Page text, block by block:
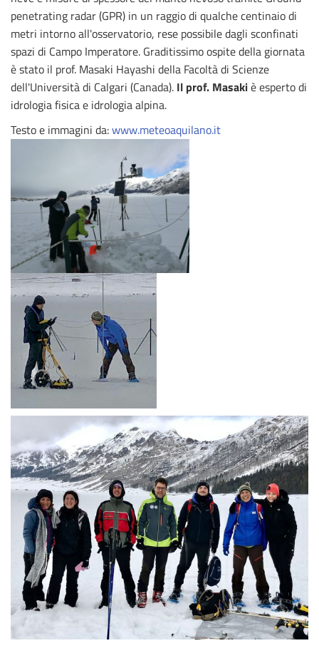
penetrating radar (GPR) in un raggio di qualche centinaio di
metri intorno all'osservatorio, rese possibile dagli sconfinati
spazi di Campo Imperatore. Graditissimo ospite della giornata
è stato il prof. Masaki Hayashi della Facoltà di Scienze
dell'Università di Calgari (Canada). Il prof. Masakiè esperto di
idrologia fisica e idrologia alpina.
Testo e immagini da:www.meteoaquilano.it